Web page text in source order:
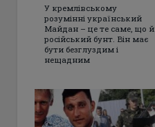
У кремлівському
розумінні український
Майдан – це те саме, що й
російський бунт. Він має
бути безглуздим і
нещадним